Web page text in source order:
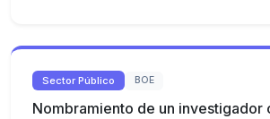
Sector Público BOE
Nombramiento de un investigador